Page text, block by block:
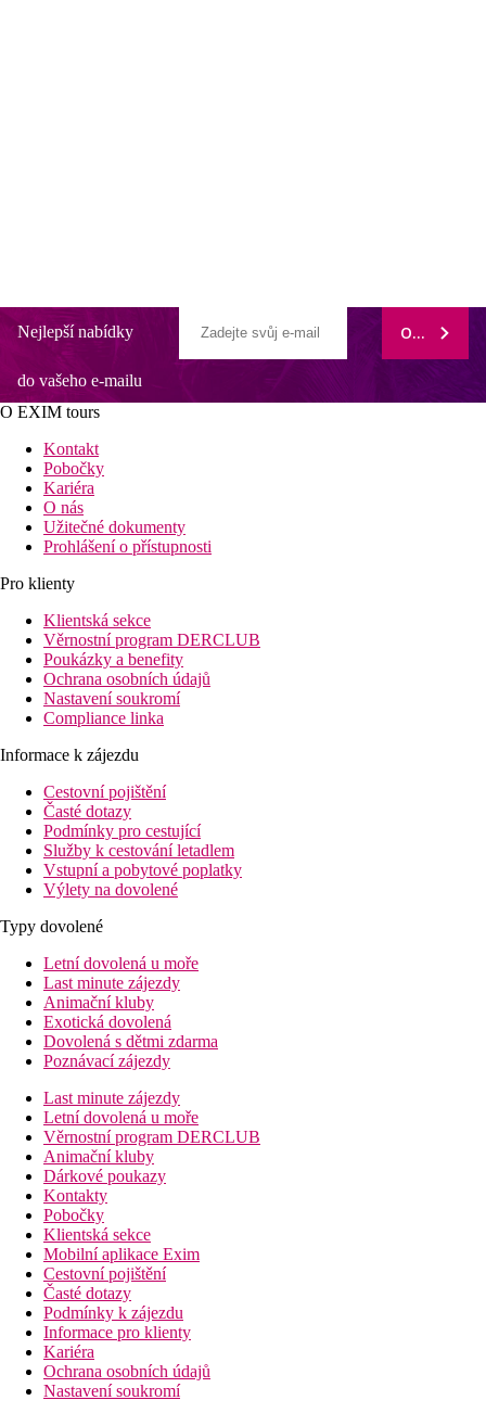
Nejlepší nabídky
do vašeho e-mailu
ODEBÍRAT
O EXIM tours
Kontakt
Pobočky
Kariéra
O nás
Užitečné dokumenty
Prohlášení o přístupnosti
Pro klienty
Klientská sekce
Věrnostní program DERCLUB
Poukázky a benefity
Ochrana osobních údajů
Nastavení soukromí
Compliance linka
Informace k zájezdu
Cestovní pojištění
Časté dotazy
Podmínky pro cestující
Služby k cestování letadlem
Vstupní a pobytové poplatky
Výlety na dovolené
Typy dovolené
Letní dovolená u moře
Last minute zájezdy
Animační kluby
Exotická dovolená
Dovolená s dětmi zdarma
Poznávací zájezdy
Last minute zájezdy
Letní dovolená u moře
Věrnostní program DERCLUB
Animační kluby
Dárkové poukazy
Kontakty
Pobočky
Klientská sekce
Mobilní aplikace Exim
Cestovní pojištění
Časté dotazy
Podmínky k zájezdu
Informace pro klienty
Kariéra
Ochrana osobních údajů
Nastavení soukromí